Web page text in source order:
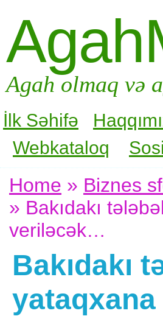
Agah olmaq və
İlk Səhifə
Webkataloq
Home » Biznes
» Bakıdakı
veriləcək…
Bakıdakı